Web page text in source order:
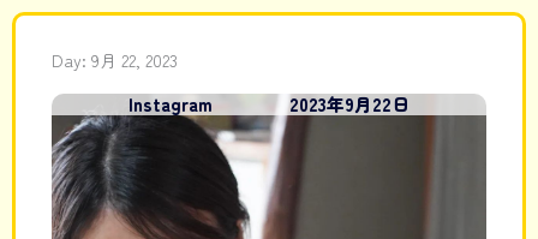
内
Day: 9月 22, 2023
Instagram 2023年9月22日